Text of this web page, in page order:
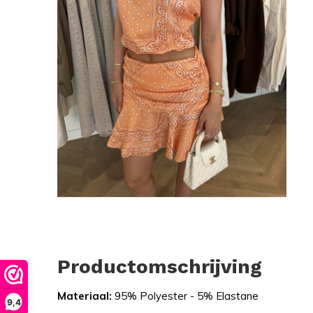
9,4
Productomschrijving
Materiaal: 95% Polyester - 5% Elastane